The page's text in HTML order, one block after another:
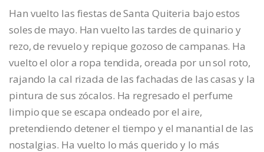
Han vuelto las fiestas de Santa Quiteria bajo estos
soles de mayo. Han vuelto las tardes de quinario y
rezo, de revuelo y repique gozoso de campanas. Ha
vuelto el olor a ropa tendida, oreada por un sol roto,
rajando la cal rizada de las fachadas de las casas y la
pintura de sus zócalos. Ha regresado el perfume
limpio que se escapa ondeado por el aire,
pretendiendo detener el tiempo y el manantial de las
nostalgias. Ha vuelto lo más querido y lo más